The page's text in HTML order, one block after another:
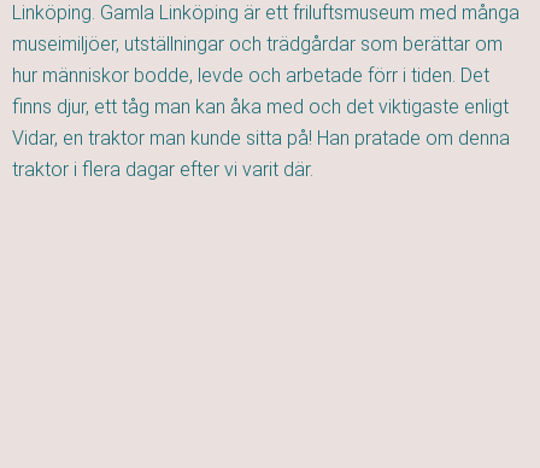
Linköping. Gamla Linköping är ett friluftsmuseum med många
museimiljöer, utställningar och trädgårdar som berättar om
hur människor bodde, levde och arbetade förr i tiden. Det
finns djur, ett tåg man kan åka med och det viktigaste enligt
Vidar, en traktor man kunde sitta på! Han pratade om denna
traktor i flera dagar efter vi varit där.